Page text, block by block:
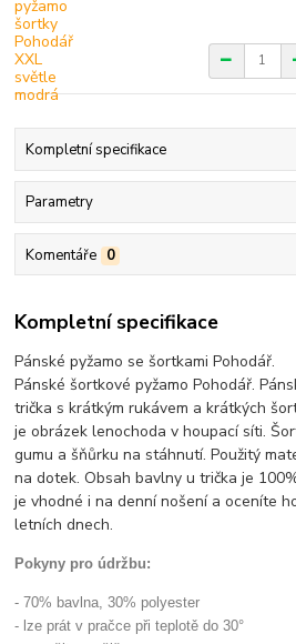
Kompletní specifikace
Parametry
Komentáře 0
Kompletní specifikace
Pánské pyžamo se šortkami Pohodář.
Pánské šortkové pyžamo Pohodář.
trička s krátkým rukávem a krátkých
je obrázek lenochoda v houpací síti.
gumu a šňůrku na stáhnutí. Použitý
na dotek. Obsah bavlny u trička je
je vhodné i na denní nošení a oceníte
letních dnech.
Pokyny pro údržbu:
- 70% bavlna, 30% polyester
- lze prát v pračce při teplotě do 30°